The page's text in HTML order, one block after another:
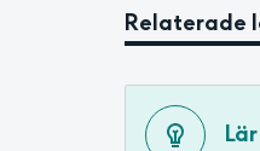
Relaterade